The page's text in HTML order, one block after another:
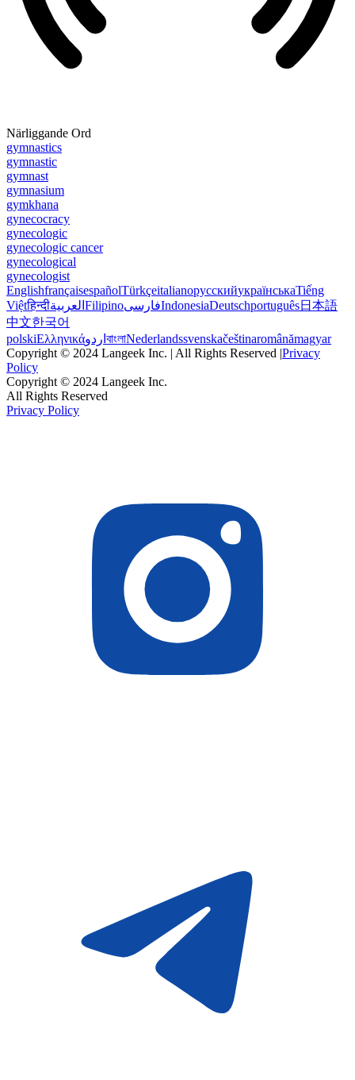
Närliggande Ord
gymnastics
gymnastic
gymnast
gymnasium
gymkhana
gynecocracy
gynecologic
gynecologic cancer
gynecological
gynecologist
EnglishfrançaisespañolTürkçeitalianoрусскийукраїнськаTiếng
Việtहिन्दीالعربية FilipinoفارسیIndonesiaDeutschportuguês日本語
中文한국어
polskiΕλληνικάاردو বাংলাNederlandssvenskačeštinaromânămagyar
Copyright © 2024 Langeek Inc. | All Rights Reserved |Privacy
Policy
Copyright © 2024 Langeek Inc.
All Rights Reserved
Privacy Policy